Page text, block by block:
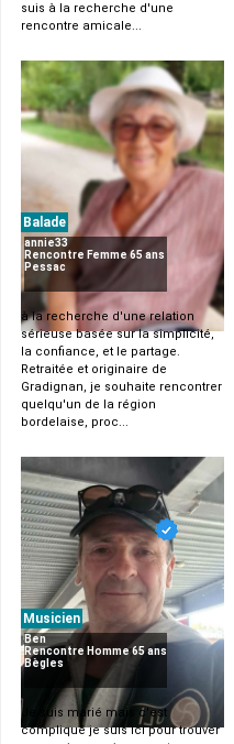
suis à la recherche d'une
rencontre amicale...
Balade
annie33
Rencontre Femme 65 ans
Pessac
à la recherche d'une relation
sérieuse basée sur la simplicité,
la confiance, et le partage.
Retraitée et originaire de
Gradignan, je souhaite rencontrer
quelqu'un de la région
bordelaise, proc...
Musicien
Ben
Rencontre Homme 65 ans
Bègles
Je suis marié mais c'est
compliqué je suis ici pour trouver